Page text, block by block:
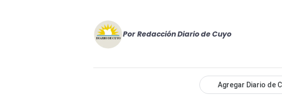
Por Redacción Diario de Cuyo
Agregar Diario de